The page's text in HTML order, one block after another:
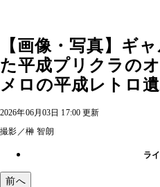
【画像・写真】ギ
た平成プリクラの
メロの平成レトロ遺
2026年06月03日 17:00 更新
撮影／榊 智朗
ラ
前へ